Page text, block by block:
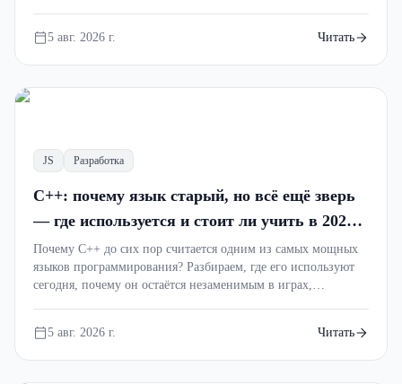
async
современный C++ помогает их избежать?
5 авг. 2026 г. Читать
JS Разработка
C++: почему язык старый, но всё ещё зверь
— где используется и стоит ли учить в 2026
году
Почему C++ до сих пор считается одним из самых мощных
языков программирования? Разбираем, где его используют
сегодня, почему он остаётся незаменимым в играх,
5 авг. 2026 г.
Читать